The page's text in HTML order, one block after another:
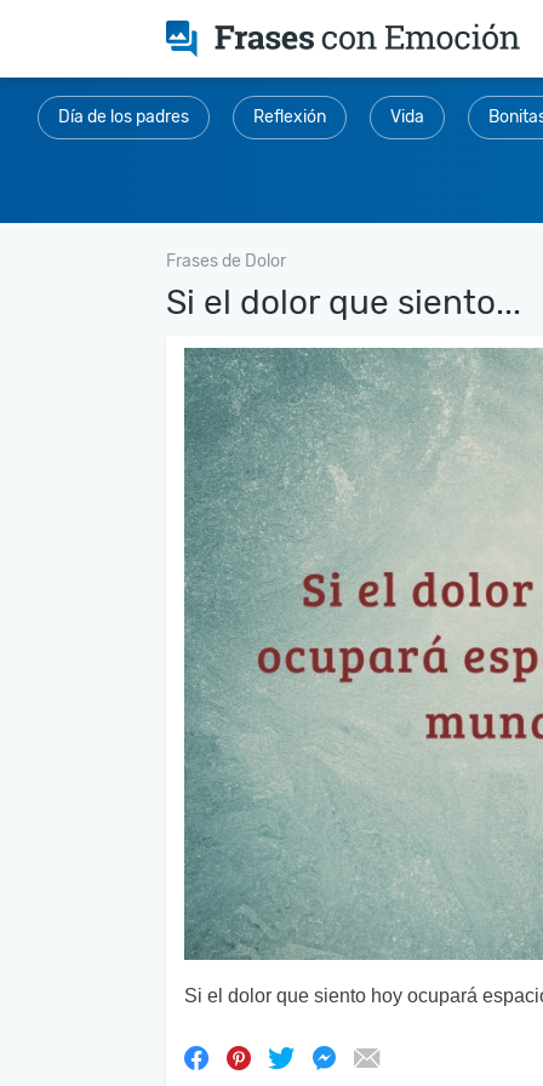
Día de los padres Reflexión Vida
Frases de Dolor
Si el dolor que siento...
Si el dolor que siento hoy ocupará